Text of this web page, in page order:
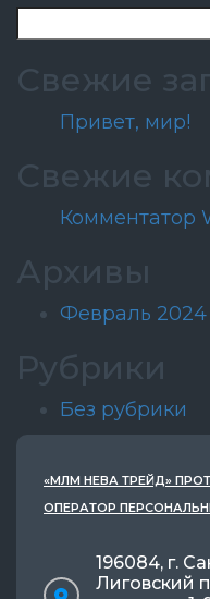
Свежие
Привет, мир!
Свежие
Комментатор
Архивы
Февраль 2024
Рубрики
Без рубрики
«МЛМ НЕВА ТРЕЙД»
ОПЕРАТОР
196084, г.
Лиговский